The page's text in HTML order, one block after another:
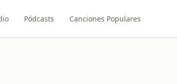
Pódcasts Canciones Populares